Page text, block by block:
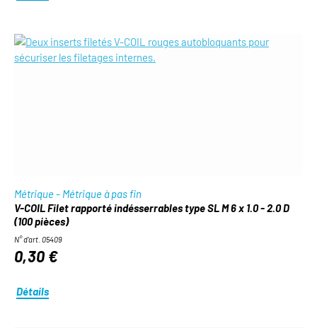
Métrique - Métrique à pas fin
V-COIL Filet rapporté indésserrables type SL M 6 x 1.0 - 2.0 D
(100 pièces)
N° d'art. 05409
0,30 €
Détails